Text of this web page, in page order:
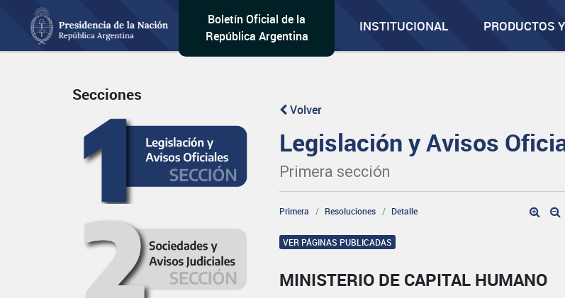
Boletín Oficial de la
República Argentina
INSTITUCIONAL PRODUCTOS
Secciones
Volver
Legislación y Avisos
Primera sección
Primera Resoluciones Detalle
VER PÁGINAS PUBLICADAS
MINISTERIO DE CAPITAL HUMANO